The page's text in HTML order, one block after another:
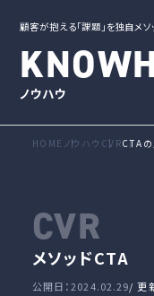
顧客が抱える「課題」を独自メソ
ノウハウ
HOME ノウハウ CVRCTAの
CVR
メソッドCTA
公開日：2024.02.29/ 更